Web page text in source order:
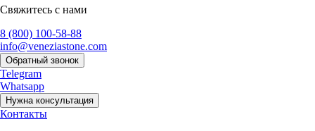
Свяжитесь с нами
8 (800) 100-58-88
info@veneziastone.com
Обратный звонок
Telegram
Whatsapp
Нужна консультация
Контакты